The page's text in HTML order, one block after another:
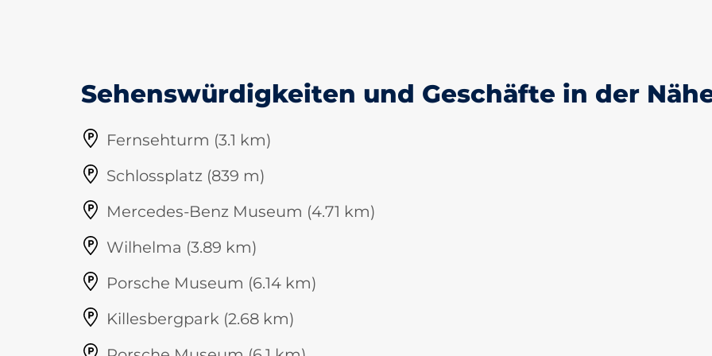
Sehenswürdigkeiten und Geschäfte in der
Fernsehturm (3.1 km)
Schlossplatz (839 m)
Mercedes-Benz Museum (4.71 km)
Wilhelma (3.89 km)
Porsche Museum (6.14 km)
Killesbergpark (2.68 km)